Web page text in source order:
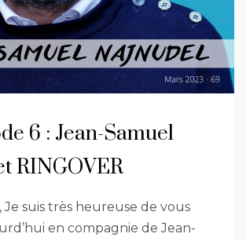
6 : Jean-Samuel
RINGOVER
suis très heureuse de vous
en compagnie de Jean-